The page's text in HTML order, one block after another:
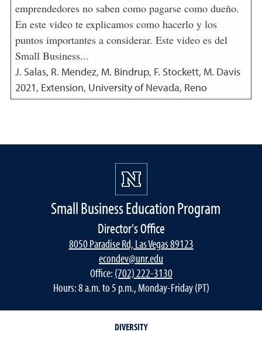
emprendedores no saben como pagarse como dueño.
En este video te explicamos como hacerlo y los
puntos importantes a considerar. Este video es del
Small Business...
J. Salas, R. Mendez, M. Bindrup, F. Stockett, M. Davis
2021, Extension, University of Nevada, Reno
Small Business Education Program
Director's Office
8050 Paradise Rd, Las Vegas 89123
econdev@unr.edu
Office: (702) 222-3130
Hours: 8 a.m. to 5 p.m., Monday-Friday (PT)
DIVERSITY